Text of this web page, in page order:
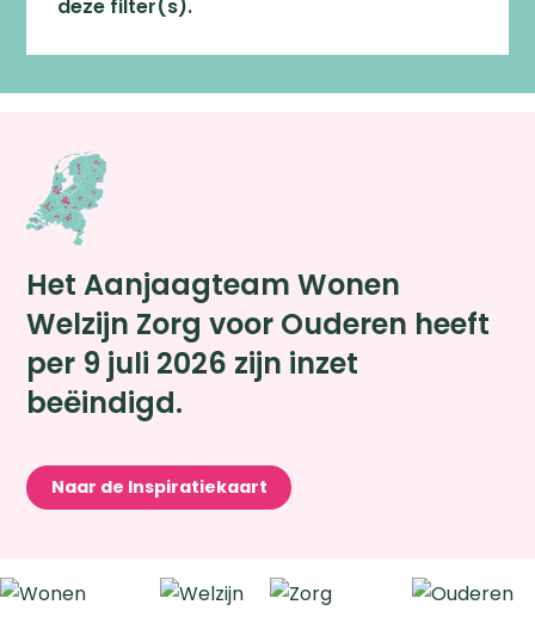
deze filter(s).
Het Aanjaagteam Wonen
Welzijn Zorg voor Ouderen heeft
per 9 juli 2026 zijn inzet
beëindigd.
Naar de Inspiratiekaart